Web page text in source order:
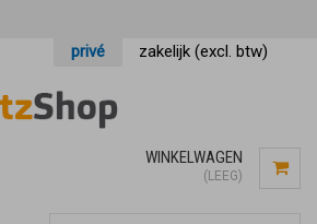
privé zakelijk (excl. btw)
WINKELWAGEN
(LEEG)